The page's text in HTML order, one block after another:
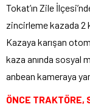
Tokat’ın Zile
zincirleme kazada 2
Kazaya karışan
kaza anında sosyal
anbean kameraya
ÖNCE TRAKTÖRE,